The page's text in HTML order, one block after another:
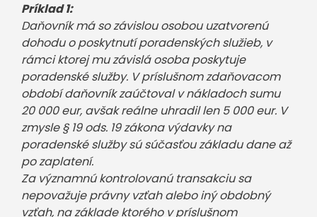
Príklad 1:
Daňovník má so závislou osobou uzatvorenú
dohodu o poskytnutí poradenských služieb, v
rámci ktorej mu závislá osoba poskytuje
poradenské služby. V príslušnom zdaňovacom
období daňovník zaúčtoval v nákladoch sumu
20 000 eur, avšak reálne uhradil len 5 000 eur. V
zmysle § 19 ods. 19 zákona výdavky na
poradenské služby sú súčasťou základu dane až
po zaplatení.
Za významnú kontrolovanú transakciu sa
nepovažuje právny vzťah alebo iný obdobný
vzťah, na základe ktorého v príslušnom